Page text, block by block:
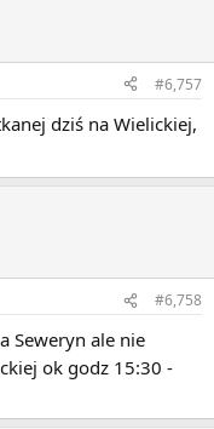
#6,757
dziś na Wielickiej,
#6,758
Seweryn ale nie
ok godz 15:30 -